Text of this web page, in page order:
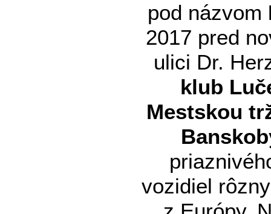
pod názvom
2017 pred
ulici Dr.
klub
Mestskou
vozidiel